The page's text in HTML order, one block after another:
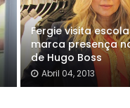
Fergie visita
marca presença
de Hugo Boss
Abril 04, 2013